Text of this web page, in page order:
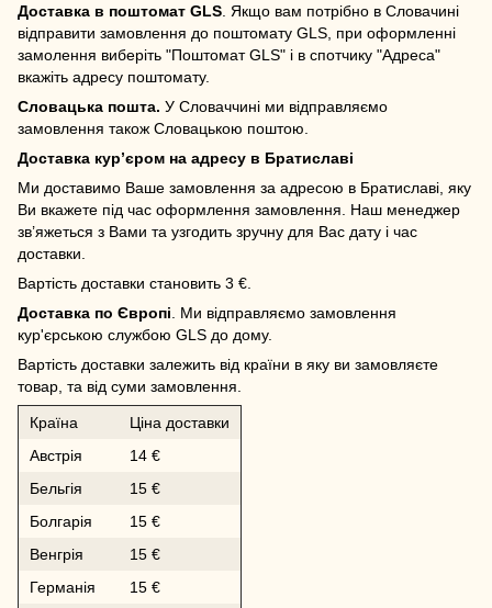
Доставка в поштомат GLS . Якщо вам потрібно в Словачині
відправити замовлення до поштомату GLS, при оформленні
замолення виберіть "Поштомат GLS" і в спотчику "Адреса"
вкажіть адресу поштомату.
Словацька пошта. У Словаччині ми відправляємо
замовлення також Словацькою поштою.
Доставка кур’єром на адресу в Братиславі
Ми доставимо Ваше замовлення за адресою в Братиславі, яку
Ви вкажете під час оформлення замовлення. Наш менеджер
зв’яжеться з Вами та узгодить зручну для Вас дату і час
доставки.
Вартість доставки становить 3 €.
Доставка по Європі . Ми відправляємо замовлення
кур'єрською службою GLS до дому.
Вартість доставки залежить від країни в яку ви замовляєте
товар, та від суми замовлення.
Країна
Ціна доставки
Австрія
14 €
Бельгія
15 €
Болгарія
15 €
Венгрія
15 €
Германія
15 €